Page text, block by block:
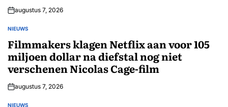
augustus 7, 2026
GEPLAATST
NIEUWS
Filmmakers klagen Netflix aan voor 105
miljoen dollar na diefstal nog niet
verschenen Nicolas Cage-film
augustus 7, 2026
NIEUWS